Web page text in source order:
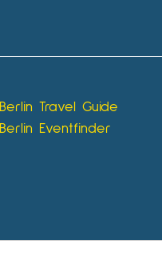
Berlin Travel Guide
Berlin Eventfinder